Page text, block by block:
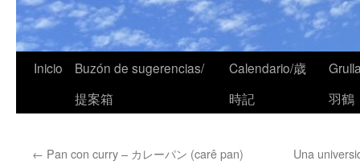
Inicio
Buzón de sugerencias/
提案箱
Calendario/歳
時記
羽鶴
← Pan con curry – カレーパン (carê pan) Una